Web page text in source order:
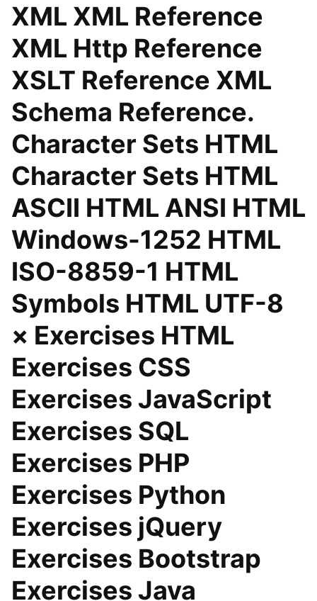
XML XML Reference
XML Http Reference
XSLT Reference XML
Schema Reference.
Character Sets HTML
Character Sets HTML
ASCII HTML ANSI HTML
Windows-1252 HTML
ISO-8859-1 HTML
Symbols HTML UTF-8
× Exercises HTML
Exercises CSS
Exercises JavaScript
Exercises SQL
Exercises PHP
Exercises Python
Exercises jQuery
Exercises Bootstrap
Exercises Java